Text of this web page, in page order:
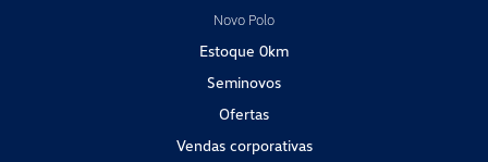
Novo Polo
Estoque 0km
Seminovos
Ofertas
Vendas corporativas